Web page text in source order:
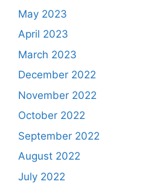
May 2023
April 2023
March 2023
December 2022
November 2022
October 2022
September 2022
August 2022
July 2022